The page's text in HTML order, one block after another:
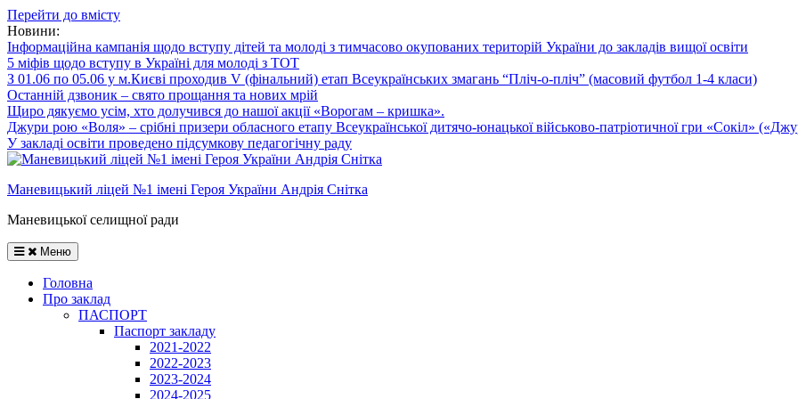
Перейти до вмісту
Новини:
Інформаційна кампанія щодо вступу дітей та молоді з тимчасово окупованих територій України до закладів вищої освіти
5 міфів щодо вступу в Україні для молоді з ТОТ
З 01.06 по 05.06 у м.Києві проходив V (фінальний) етап Всеукраїнських змагань “Пліч-о-пліч” (масовий футбол 1-4 класи)
Останній дзвоник – свято прощання та нових мрій
Щиро дякуємо усім, хто долучився до нашої акції «Ворогам – кришка».
Джури рою «Воля» – срібні призери обласного етапу Всеукраїнської дитячо-юнацької військово-патріотичної гри «Сокіл»
У закладі освіти проведено підсумкову педагогічну раду
Маневицький ліцей №1 імені Героя України Андрія Снітка
Маневицької селищної ради
Меню
Головна
Про заклад
ПАСПОРТ
Паспорт закладу
2021-2022
2022-2023
2023-2024
2024-2025